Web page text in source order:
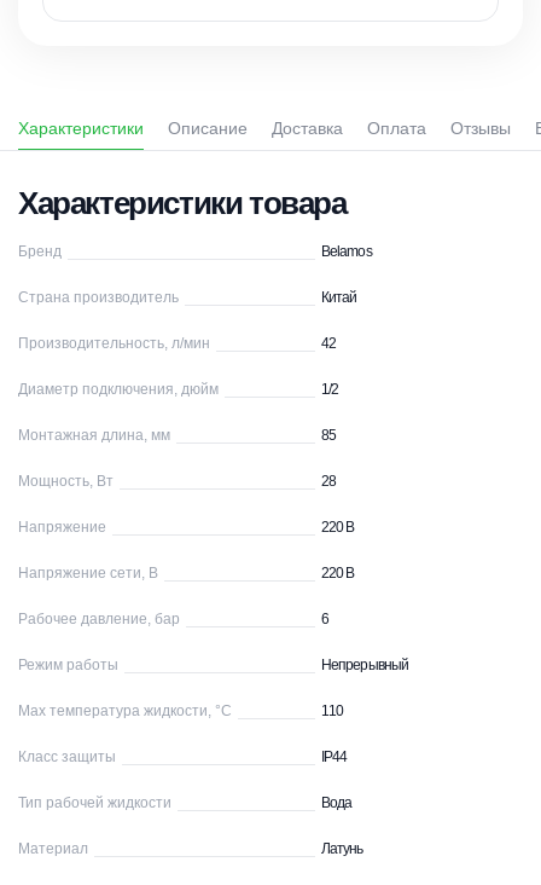
Характеристики Описание Доставка Оплата Отзывы
Характеристики товара
Бренд Belamos
Страна производитель Китай
Производительность, л/мин 42
Диаметр подключения, дюйм 1/2
Монтажная длина, мм 85
Мощность, Вт 28
Напряжение 220 В
Напряжение сети, В 220 В
Рабочее давление, бар 6
Режим работы Непрерывный
Max температура жидкости, °С 110
Класс защиты IP44
Тип рабочей жидкости Вода
Материал Латунь